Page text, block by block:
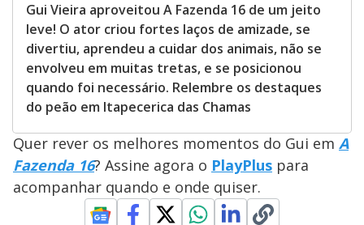
Gui Vieira aproveitou A Fazenda 16 de um jeito
leve! O ator criou fortes laços de amizade, se
divertiu, aprendeu a cuidar dos animais, não se
envolveu em muitas tretas, e se posicionou
quando foi necessário. Relembre os destaques
do peão em Itapecerica das Chamas
Quer rever os melhores momentos do Gui em A
Fazenda 16? Assine agora o PlayPlus para
acompanhar quando e onde quiser.